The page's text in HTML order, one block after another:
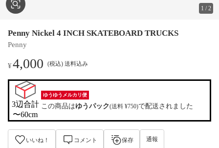
1 /2
Penny Nickel 4 INCH SKATEBOARD TRUCKS
Penny
¥4,000 (税込) 送料込み
3辺合計
〜60cm
ゆうゆうメルカリ便
この商品はゆうパック(送料 ¥750)で配送されました
いいね！ コメント 保存 通報